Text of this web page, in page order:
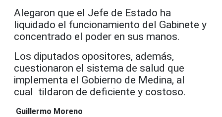
Alegaron que el Jefe de Estado ha
liquidado el funcionamiento del Gabinete y
concentrado el poder en sus manos.
Los diputados opositores, además,
cuestionaron el sistema de salud que
implementa el Gobierno de Medina, al
cual tildaron de deficiente y costoso.
Guillermo Moreno